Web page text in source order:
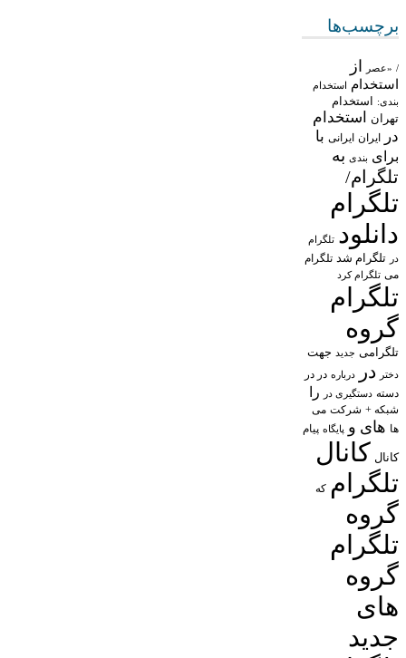
برچسب‌ها
/ «عصر از
استخدام استخدام
بندی: استخدام
تهران
استخدام
در
ایران ایرانی با
برای بندی به
تلگرام/
تلگرام
دانلود تلگرام
در تلگرام شد تلگرام
می تلگرام کرد
تلگرام
گروه
تلگرامی جدید جهت
دختر در درباره در در
دسته دستگیری در را
شبکه + شرکت می
ها های و پایگاه پیام
کانال کانال
تلگرام که
گروه
تلگرام
گروه
های
جدید